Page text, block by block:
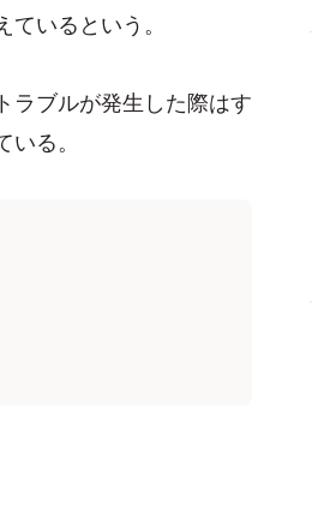
いるという。
ラブルが発生した際はす
る。